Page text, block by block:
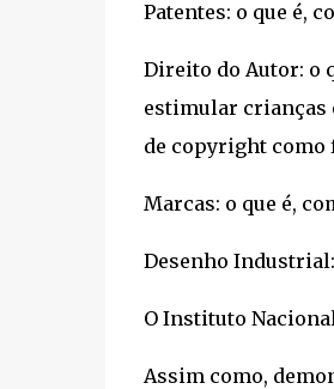
Patentes: o que é,
Direito do Autor: o
estimular crianças
de copyright como
Marcas: o que é,
Desenho
O Instituto
Assim como,